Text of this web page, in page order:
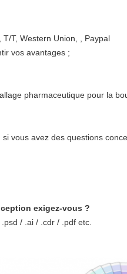
T, Western Union, , Paypal
vos avantages ;
vous avez des questions
exigez-vous ?
/ .ai / .cdr / .pdf etc.